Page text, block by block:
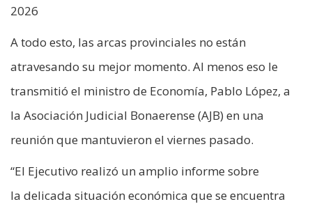
2026
A todo esto, las arcas provinciales no están
atravesando su mejor momento. Al menos eso le
transmitió el ministro de Economía, Pablo López, a
la Asociación Judicial Bonaerense (AJB) en una
reunión que mantuvieron el viernes pasado.
“El Ejecutivo realizó un amplio informe sobre
la delicada situación económica que se encuentra